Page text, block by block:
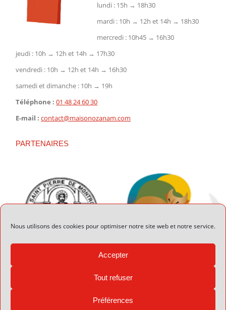
Nous utilisons des cookies pour optimiser notre site web et notre service.
Accepter
Tout refuser
Préférences
lundi : 15h → 18h30
mardi : 10h → 12h et 14h → 18h30
mercredi : 10h45 → 16h30
jeudi : 10h → 12h et 14h → 17h30
vendredi : 10h → 12h et 14h → 16h30
samedi et dimanche : 10h → 19h
Téléphone : 01 48 24 60 30
E-mail : contact@maisonozanam.com
PARTENAIRES